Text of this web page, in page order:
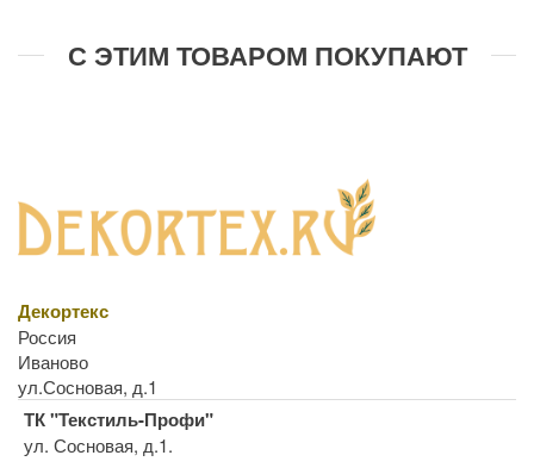
С ЭТИМ ТОВАРОМ ПОКУПАЮТ
Декортекс
Россия
Иваново
ул.Сосновая, д.1
ТК "Текстиль-Профи"
ул. Сосновая, д.1.